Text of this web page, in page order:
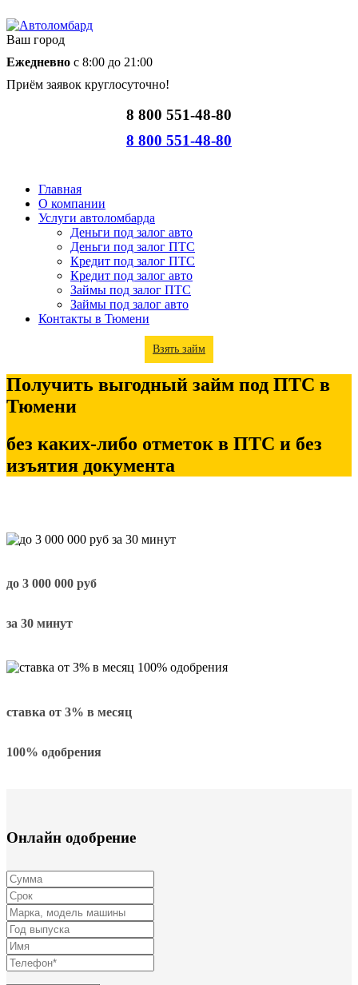
Ваш город
Ежедневно с 8:00 до 21:00
Приём заявок круглосуточно!
8 800 551-48-80
8 800 551-48-80
Главная
О компании
Услуги автоломбарда
Деньги под залог авто
Деньги под залог ПТС
Кредит под залог ПТС
Кредит под залог авто
Займы под залог ПТС
Займы под залог авто
Контакты в Тюмени
Взять займ
Получить выгодный займ под ПТС в
Тюмени
без каких-либо отметок в ПТС и без
изъятия документа
до 3 000 000 руб
за 30 минут
ставка от 3% в месяц
100% одобрения
Онлайн одобрение